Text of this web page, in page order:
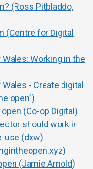
(Ross Pitbladdo,
(Centre for Digital
Working in the
- Create digital
open”)
(Co-op Digital)
should work in
use (dxw)
(Jamie Arnold)